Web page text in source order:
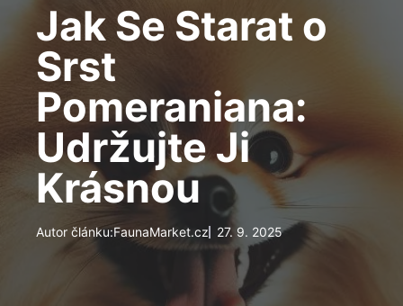
Jak Se Starat o
Srst
Pomeraniana:
Udržujte Ji
Krásnou
Autor článku:FaunaMarket.cz 27. 9. 2025